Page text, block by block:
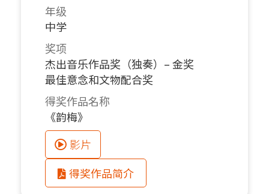
年级
中学
奖项
杰出音乐作品奖（独奏）– 金奖
最佳意念和文物配合奖
得奖作品名称
《韵梅》
影片
得奖作品简介